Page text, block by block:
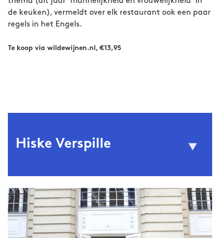
de keuken), vermeldt over elk restaurant ook een paar
regels in het Engels.
Te koop via wildewijnen.nl, €13,95
Hiske Verspille
Hiske Versprille (1982) schrijft voorHet
Parool
Hard//hoofd. Bovenal gaat haar
interesse uit naar hoe en wat we eten, en alle
mooie en lelijke dingen die daarvoor en